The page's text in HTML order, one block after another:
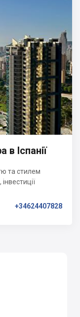
в Іспанії
та стилем
+34624407828